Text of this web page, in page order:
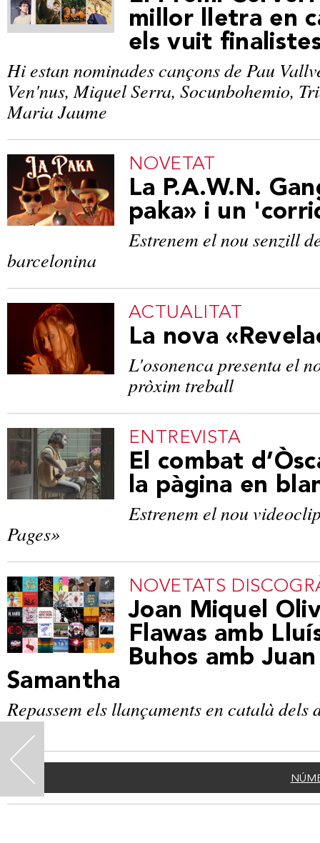
<
millor lletra en
els vuit
Hi estan nominades cançons de Pau
Ven'nus, Miquel Serra, Socunbohemio,
Maria Jaume
NOVETAT
​​La P.A.W.N.
paka» i un
Estrenem el nou senzill
barcelonina
ACTUALITAT
La nova
L'osonenca presenta el
pròxim treball
ENTREVISTA
El combat
la pàgina en
Estrenem el nou
Pages»
NOVETATS
​Joan Miquel
Flawas amb
Buhos amb
Samantha
Repassem els llançaments en català dels